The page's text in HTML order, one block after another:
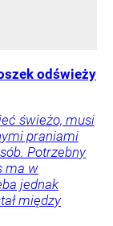
odświeży
świeżo, musi
praniami
Potrzebny
ma w
jednak
między